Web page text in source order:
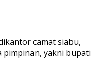
camat siabu,
pimpinan, yakni bupati